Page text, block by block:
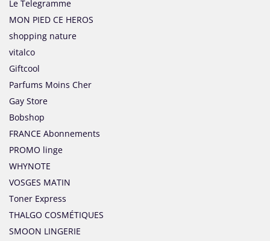
Le Telegramme
MON PIED CE HEROS
shopping nature
vitalco
Giftcool
Parfums Moins Cher
Gay Store
Bobshop
FRANCE Abonnements
PROMO linge
WHYNOTE
VOSGES MATIN
Toner Express
THALGO COSMÉTIQUES
SMOON LINGERIE